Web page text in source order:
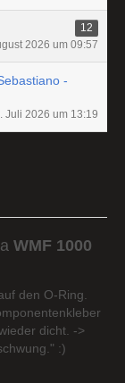
12
2026 um 09:57
-
Juli 2026 um 13:19
WMF 1000
den O-Ring.
dicht. ->
:)